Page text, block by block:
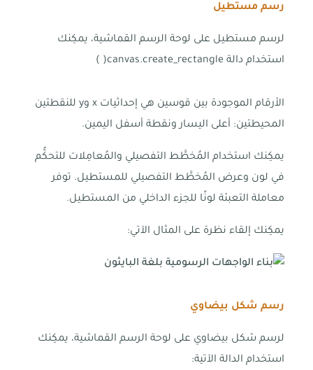
رسم مستطيل
لرسم مستطيل على لوحة الرسم القماشية، يمكِنك
استخدام دالة canvas.create_rectangle( )
الأرقام الموجودة بين قوسين هي إحداثيات x وy للنقطتين
المحيطتين: أعلى اليسار ونقطة أسفل اليمين.
يمكِنك استخدام المُخطَّط التفصيلي والمُعامِلات للتحكُّم
في لون وعرض المُخطَّط التفصيلي للمستطيل. توفر
معاملة التعبئة لونًا للجزء الداخلي من المستطيل.
يمكِنك إلقاء نظرة على المثال الآتي:
رسم شكل بيضاوي
لرسم شكل بيضاوي على لوحة الرسم القماشية، يمكِنك
استخدام الدالة الآتية: